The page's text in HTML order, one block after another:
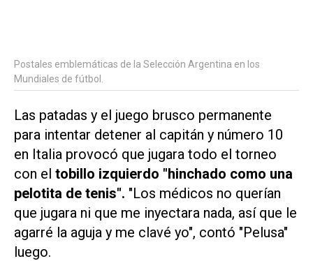
Postales emblemáticas de la Selección Argentina en los
Mundiales de fútbol.
Las patadas y el juego brusco permanente
para intentar detener al capitán y número 10
en Italia provocó que jugara todo el torneo
con el tobillo izquierdo "hinchado como una
pelotita de tenis". "Los médicos no querían
que jugara ni que me inyectara nada, así que le
agarré la aguja y me clavé yo", contó "Pelusa"
luego.